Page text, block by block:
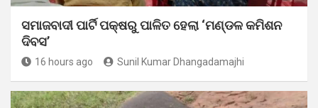
ସମାଜବାଦୀ ପାର୍ଟି ପକ୍ଷରୁ ପାଳିତ ହେଲା ‘ମଣ୍ଡଳ କମିଶନ
ଦିବସ’
16 hours ago Sunil Kumar Dhangadamajhi